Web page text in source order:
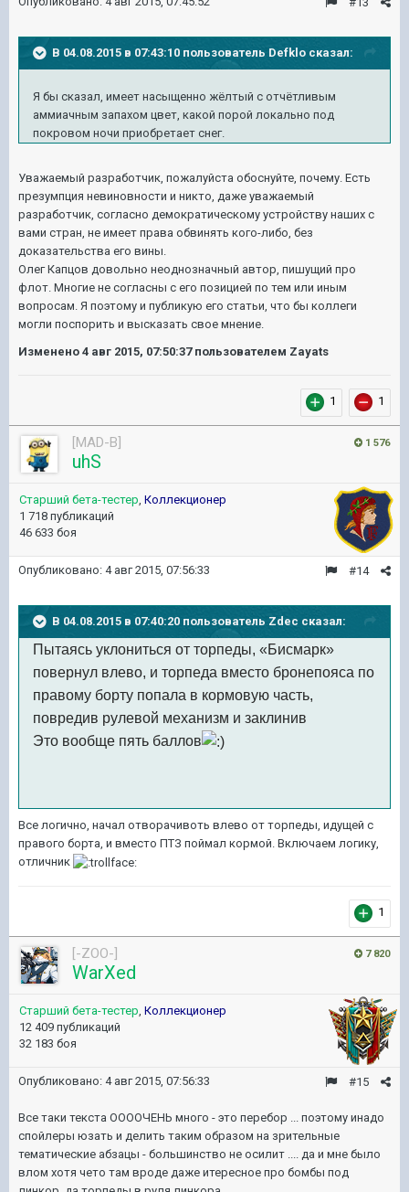
В 04.08.2015 в 07:43:10 пользователь Defklo сказал:
Я бы сказал, имеет насыщенно жёлтый с отчётливым
аммиачным запахом цвет, какой порой локально под
покровом ночи приобретает снег.
Уважаемый разработчик, пожалуйста обоснуйте, почему. Есть
презумпция невиновности и никто, даже уважаемый
разработчик, согласно демократическому устройству наших с
вами стран, не имеет права обвинять кого-либо, без
доказательства его вины.
Олег Капцов довольно неоднозначный автор, пишущий про
флот. Многие не согласны с его позицией по тем или иным
вопросам. Я поэтому и публикую его статьи, что бы коллеги
могли поспорить и высказать свое мнение.
Изменено 4 авг 2015, 07:50:37пользователем Zayats
1 1
1 576
[MAD-B]
uhS
Старший бета-тестер, Коллекционер
1 718 публикаций
46 633 боя
#14
Опубликовано: 4 авг 2015, 07:56:33
В 04.08.2015 в 07:40:20 пользователь Zdec сказал:
Пытаясь уклониться от торпеды, «Бисмарк»
повернул влево, и торпеда вместо бронепояса по
правому борту попала в кормовую часть,
повредив рулевой механизм и заклинив
Это вообще пять баллов
Все логично, начал отворачивоть влево от торпеды, идущей с
правого борта, и вместо ПТЗ поймал кормой. Включаем логику,
отличник
1
7 820
[-ZOO-]
WarXed
Старший бета-тестер, Коллекционер
12 409 публикаций
32 183 боя
#15
Опубликовано: 4 авг 2015, 07:56:33
Все таки текста ООООЧЕНЬ много - это перебор ... поэтому инадо
спойлеры юзать и делить таким образом на зрительные
тематические абзацы - большинство не осилит .... да и мне было
влом хотя чето там вроде даже итересное про бомбы под